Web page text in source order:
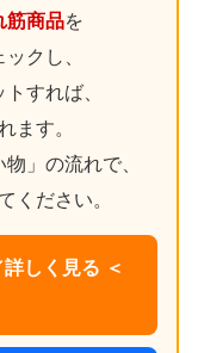
筋商品を
クし、
すれば、
ます。
」の流れで、
ください。
しく見る ＜